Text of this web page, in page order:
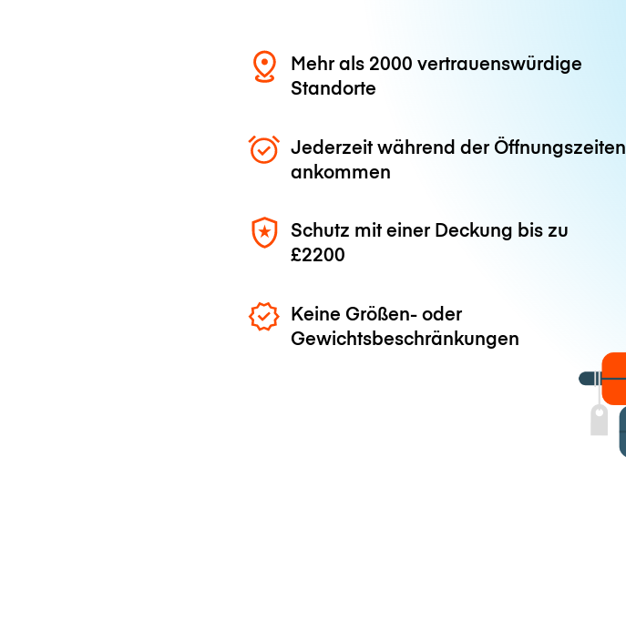
Mehr als 2000 vertrauenswürdige
Standorte
Jederzeit während der Öffnungszeiten
ankommen
Schutz mit einer Deckung bis zu
£2200
Keine Größen- oder
Gewichtsbeschränkungen